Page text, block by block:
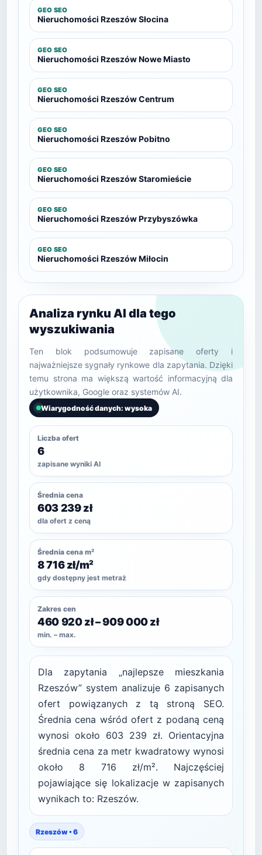
GEO SEO
Nieruchomości Rzeszów Słocina
GEO SEO
Nieruchomości Rzeszów Nowe Miasto
GEO SEO
Nieruchomości Rzeszów Centrum
GEO SEO
Nieruchomości Rzeszów Pobitno
GEO SEO
Nieruchomości Rzeszów Staromieście
GEO SEO
Nieruchomości Rzeszów Przybyszówka
GEO SEO
Nieruchomości Rzeszów Miłocin
Analiza rynku AI dla tego
wyszukiwania
Ten blok podsumowuje zapisane oferty i
najważniejsze sygnały rynkowe dla zapytania. Dzięki
temu strona ma większą wartość informacyjną dla
użytkownika, Google oraz systemów AI.
Wiarygodność danych: wysoka
Liczba ofert
6
zapisane wyniki AI
Średnia cena
603 239 zł
dla ofert z ceną
Średnia cena m²
8 716 zł/m²
gdy dostępny jest metraż
Zakres cen
460 920 zł – 909 000 zł
min. – max.
Dla zapytania „najlepsze mieszkania
Rzeszów” system analizuje 6 zapisanych
ofert powiązanych z tą stroną SEO.
Średnia cena wśród ofert z podaną ceną
wynosi około 603 239 zł. Orientacyjna
średnia cena za metr kwadratowy wynosi
około 8 716 zł/m². Najczęściej
pojawiające się lokalizacje w zapisanych
wynikach to: Rzeszów.
Rzeszów • 6